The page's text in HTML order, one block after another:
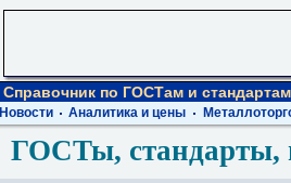
Справочник по ГОСТам и стандартам
Новости Аналитика и цены
ГОСТы, стандарты,